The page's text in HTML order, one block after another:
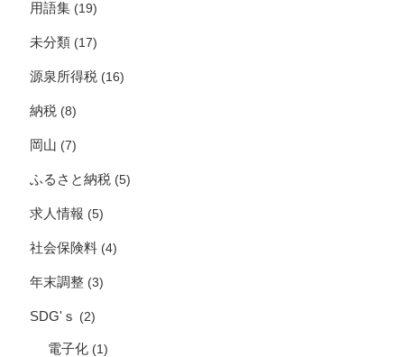
用語集 (19)
未分類 (17)
源泉所得税 (16)
納税 (8)
岡山 (7)
ふるさと納税 (5)
求人情報 (5)
社会保険料 (4)
年末調整 (3)
SDG'ｓ (2)
電子化 (1)